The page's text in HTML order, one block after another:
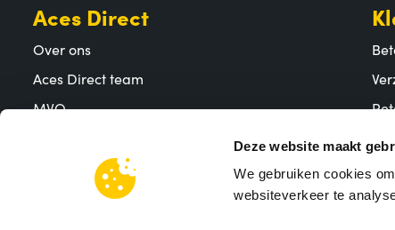
Deze website maakt
We gebruiken cookies
websiteverkeer te
Aces Direct
Over ons
Aces Direct team
MVO